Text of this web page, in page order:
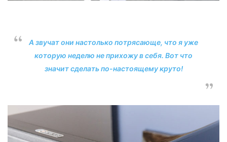
А звучат они настолько потрясающе, что я уже
которую неделю не прихожу в себя. Вот что
значит сделать по-настоящему круто!